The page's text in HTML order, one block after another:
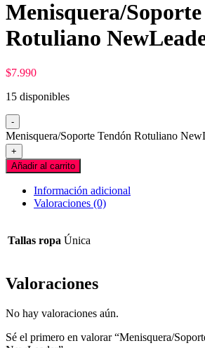
Menisquera/
Rotuliano
$7.990
15 disponibles
-
Menisquera/Soporte Tendón Rotuliano
+
Añadir al carrito
Información adicional
Valoraciones (0)
Tallas ropa Única
Valoraciones
No hay valoraciones aún.
Sé el primero en valorar “Menisquera/